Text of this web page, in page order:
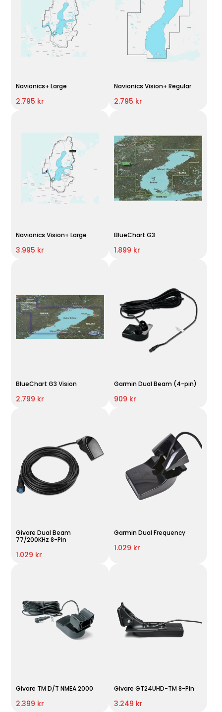
Navionics+ Large
2.795 kr
Navionics Vision+ Regular
2.795 kr
Navionics Vision+ Large
3.995 kr
BlueChart G3
1.899 kr
BlueChart G3 Vision
2.799 kr
Garmin Dual Beam (4-pin)
909 kr
Givare Dual Beam
77/200KHz 8-Pin
1.029 kr
Garmin Dual Frequency
1.029 kr
Givare TM D/T NMEA 2000
2.399 kr
Givare GT24UHD-TM 8-Pin
3.249 kr